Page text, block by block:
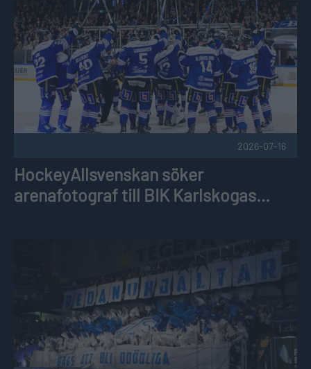
2026-07-16
HockeyAllsvenskan söker
arenafotograf till BIK Karlskogas
HockeyAllsvenskan söker arenafotograf till Leksands